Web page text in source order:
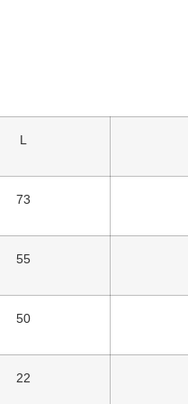
L
73
55
50
22